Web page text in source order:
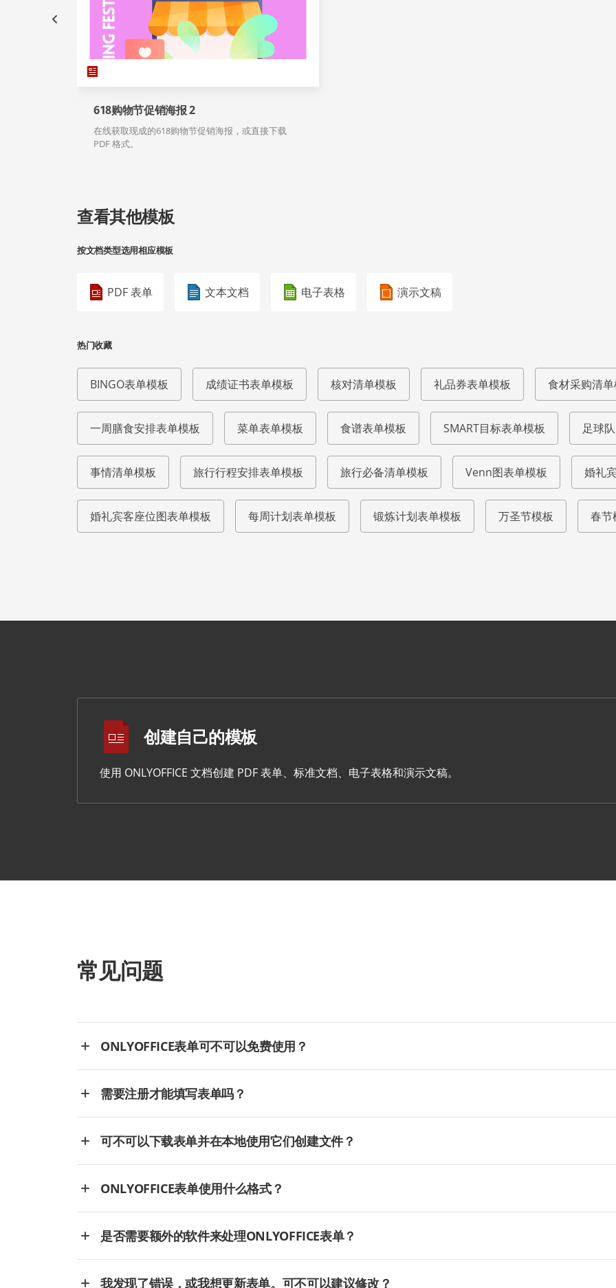
618购物节促销海报 2
在线获取现成的618购物节促销海报，或直接下载
PDF 格式。
查看其他模板
按文档类型选用相应模板
PDF 表单 文本文档 电子表格 演示文稿
热门收藏
BINGO表单模板 成绩证书表单模板 核对清单模板 礼品券表单模板 食材采购清
一周膳食安排表单模板 菜单表单模板 食谱表单模板 SMART目标表单模板 足球
事情清单模板 旅行行程安排表单模板 旅行必备清单模板 Venn图表单模板 婚礼
婚礼宾客座位图表单模板 每周计划表单模板 锻炼计划表单模板 万圣节模板 春节
创建自己的模板
使用 ONLYOFFICE 文档创建 PDF 表单、标准文档、电子表格和演示文稿。
常见问题
ONLYOFFICE表单可不可以免费使用？
需要注册才能填写表单吗？
可不可以下载表单并在本地使用它们创建文件？
ONLYOFFICE表单使用什么格式？
是否需要额外的软件来处理ONLYOFFICE表单？
我发现了错误，或我想更新表单。可不可以建议修改？